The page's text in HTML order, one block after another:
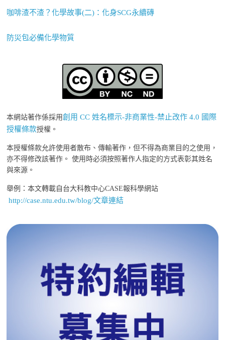
咖啡渣不渣？化學故事(二)：化身SCG永續磚
防災包必備化學物質
本網站著作係採用創用 CC 姓名標示-非商業性-禁止改作 4.0 國際
授權條款授權。
本授權條款允許使用者散布、傳輸著作，但不得為商業目的之使用，
亦不得修改該著作。 使用時必須按照著作人指定的方式表彰其姓名
與來源。
舉例：本文轉載自台大科教中心CASE報科學網站
http://case.ntu.edu.tw/blog/文章連結